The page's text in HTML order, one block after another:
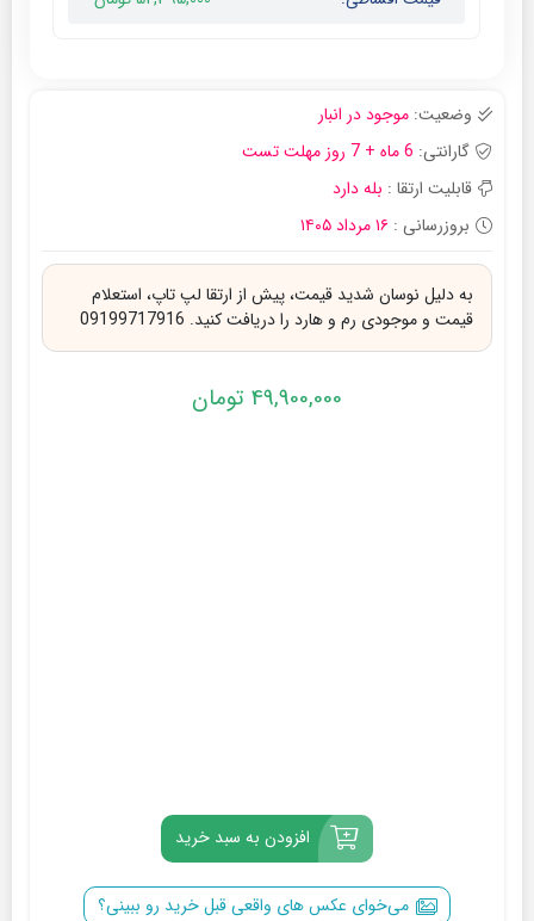
وضعیت: موجود در انبار
گارانتی: 6 ماه + 7 روز مهلت تست
قابلیت ارتقا : بله دارد
بروزرسانی : ۱۶ مرداد ۱۴۰۵
به دلیل نوسان شدید قیمت، پیش از ارتقا لپ تاپ، استعلام
قیمت و موجودی رم و هارد را دریافت کنید. 09199717916
49,900,000 تومان
افزودن به سبد خرید
می‌خوای عکس‌ های واقعی قبل خرید رو ببینی؟